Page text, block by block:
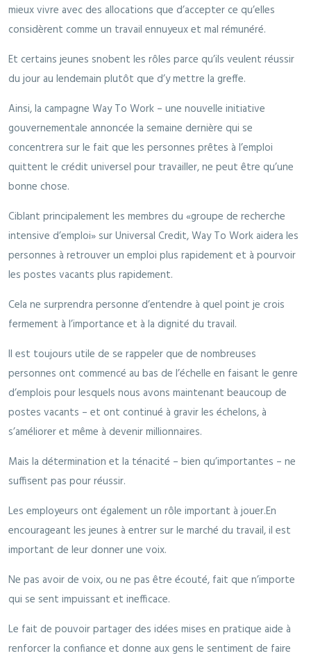
mieux vivre avec des allocations que d’accepter ce qu’elles
considèrent comme un travail ennuyeux et mal rémunéré.
Et certains jeunes snobent les rôles parce qu’ils veulent réussir
du jour au lendemain plutôt que d’y mettre la greffe.
Ainsi, la campagne Way To Work – une nouvelle initiative
gouvernementale annoncée la semaine dernière qui se
concentrera sur le fait que les personnes prêtes à l’emploi
quittent le crédit universel pour travailler, ne peut être qu’une
bonne chose.
Ciblant principalement les membres du «groupe de recherche
intensive d’emploi» sur Universal Credit, Way To Work aidera les
personnes à retrouver un emploi plus rapidement et à pourvoir
les postes vacants plus rapidement.
Cela ne surprendra personne d’entendre à quel point je crois
fermement à l’importance et à la dignité du travail.
Il est toujours utile de se rappeler que de nombreuses
personnes ont commencé au bas de l’échelle en faisant le genre
d’emplois pour lesquels nous avons maintenant beaucoup de
postes vacants – et ont continué à gravir les échelons, à
s’améliorer et même à devenir millionnaires.
Mais la détermination et la ténacité – bien qu’importantes – ne
suffisent pas pour réussir.
Les employeurs ont également un rôle important à jouer.En
encourageant les jeunes à entrer sur le marché du travail, il est
important de leur donner une voix.
Ne pas avoir de voix, ou ne pas être écouté, fait que n’importe
qui se sent impuissant et inefficace.
Le fait de pouvoir partager des idées mises en pratique aide à
renforcer la confiance et donne aux gens le sentiment de faire